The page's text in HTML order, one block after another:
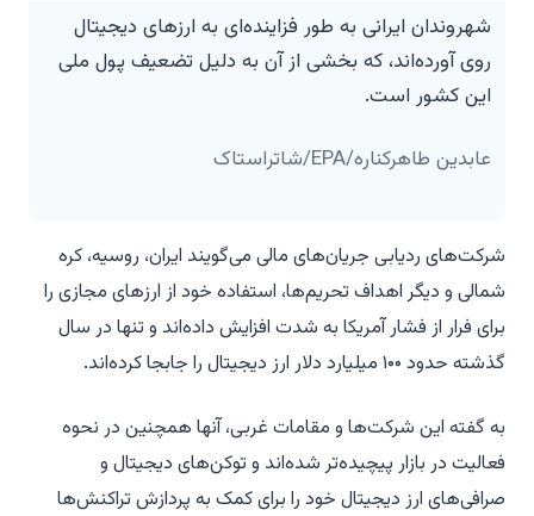
شهروندان ایرانی به طور فزاینده‌ای به ارزهای دیجیتال
روی آورده‌اند، که بخشی از آن به دلیل تضعیف پول ملی
این کشور است.
عابدین طاهرکناره/EPA/شاتراستاک
شرکت‌های ردیابی جریان‌های مالی می‌گویند ایران، روسیه، کره
شمالی و دیگر اهداف تحریم‌ها، استفاده خود از ارزهای مجازی را
برای فرار از فشار آمریکا به شدت افزایش داده‌اند و تنها در سال
گذشته حدود ۱۰۰ میلیارد دلار ارز دیجیتال را جابجا کرده‌اند.
به گفته این شرکت‌ها و مقامات غربی، آنها همچنین در نحوه
فعالیت در بازار پیچیده‌تر شده‌اند و توکن‌های دیجیتال و
صرافی‌های ارز دیجیتال خود را برای کمک به پردازش تراکنش‌ها